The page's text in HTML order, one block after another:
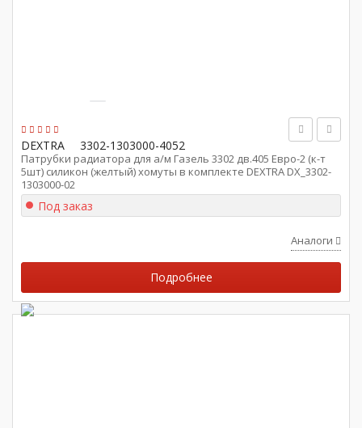
DEXTRA 3302-1303000-4052
Патрубки радиатора для а/м Газель 3302 дв.405 Евро-2 (к-т
5шт) силикон (желтый) хомуты в комплекте DEXTRA DX_3302-
1303000-02
Под заказ
Аналоги
Подробнее